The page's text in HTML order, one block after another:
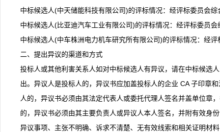
中标候选人(中天储能科技有限公司)的评标情况：经评标委员会
中标候选人(比亚迪汽车工业有限公司)的评标情况：经评标委员
中标候选人(中车株洲电力机车研究所有限公司)的评标情况：经
二、提出异议的渠道和方式
投标人或其他利害关系人如对中标候选人有异议，请在中标候选
出。异议人是投标人的，异议书应加盖投标人的企业 CA 子印章
人的，异议书必须由其法定代表人或委托代理人签名并盖单位章
的，异议书必须由其主要负责人或异议人本人签名，并附有效身
异议事项、主张不明确、诉求不清楚、无有效线索和相关证明材